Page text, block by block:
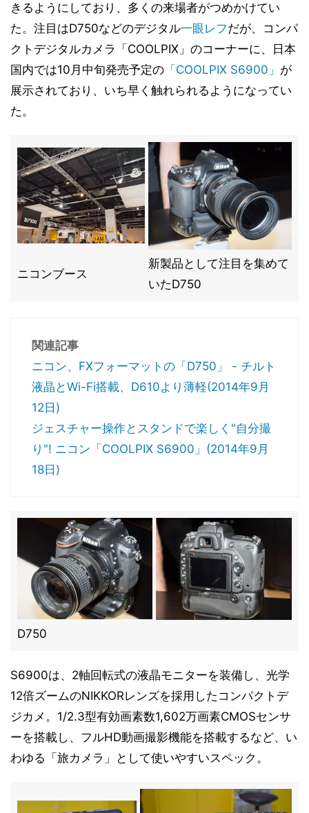
きるようにしており、多くの来場者がつめかけてい
た。注目はD750などのデジタル一眼レフだが、コンパ
クトデジタルカメラ「COOLPIX」のコーナーに、日本
国内では10月中旬発売予定の 「COOLPIX S6900」 が
展示されており、いち早く触れられるようになってい
た。
ニコンブース
新製品として注目を集めて
いたD750
関連記事
ニコン、FXフォーマットの「D750」 - チルト
液晶とWi-Fi搭載、D610より薄軽(2014年9月
12日)
ジェスチャー操作とスタンドで楽しく"自分撮
り"! ニコン「COOLPIX S6900」(2014年9月
18日)
D750
S6900は、2軸回転式の液晶モニターを装備し、光学
12倍ズームのNIKKORレンズを採用したコンパクトデ
ジカメ。1/2.3型有効画素数1,602万画素CMOSセンサ
ーを搭載し、フルHD動画撮影機能を搭載するなど、い
わゆる「旅カメラ」として使いやすいスペック。